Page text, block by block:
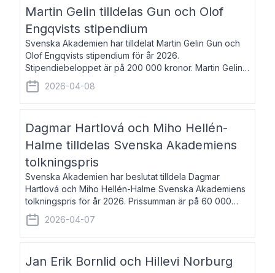
Martin Gelin tilldelas Gun och Olof
Engqvists stipendium
Svenska Akademien har tilldelat Martin Gelin Gun och
Olof Engqvists stipendium för år 2026.
Stipendiebeloppet är på 200 000 kronor. Martin Gelin,
född 1978, är journalist och författare. Han lever
numera i Paris men var under många år bosat
2026-04-08
Dagmar Hartlová och Miho Hellén-
Halme tilldelas Svenska Akademiens
tolkningspris
Svenska Akademien har beslutat tilldela Dagmar
Hartlová och Miho Hellén-Halme Svenska Akademiens
tolkningspris för år 2026. Prissumman är på 60 000
kronor var. Dagmar Hartlová, född 1951, översätter
huvudsakligen från svenska till tjeckiska
2026-04-07
Jan Erik Bornlid och Hillevi Norburg